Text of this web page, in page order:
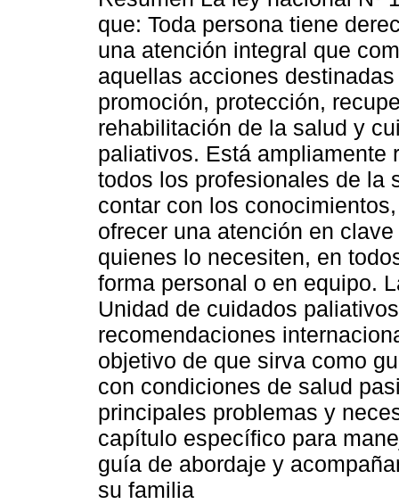
que: Toda persona tiene
una atención integral que
aquellas acciones
promoción, protección,
rehabilitación de la salud y
paliativos. Está ampliamente
todos los profesionales de la
contar con los
ofrecer una atención en
quienes lo necesiten, en
forma personal o en equipo.
Unidad de cuidados
recomendaciones
objetivo de que sirva como
con condiciones de salud
principales problemas y
capítulo específico para
guía de abordaje y
su familia